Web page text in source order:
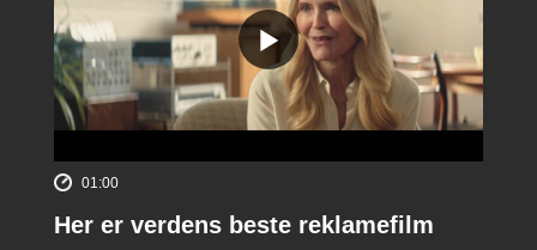
01:00
Her er verdens beste reklamefilm